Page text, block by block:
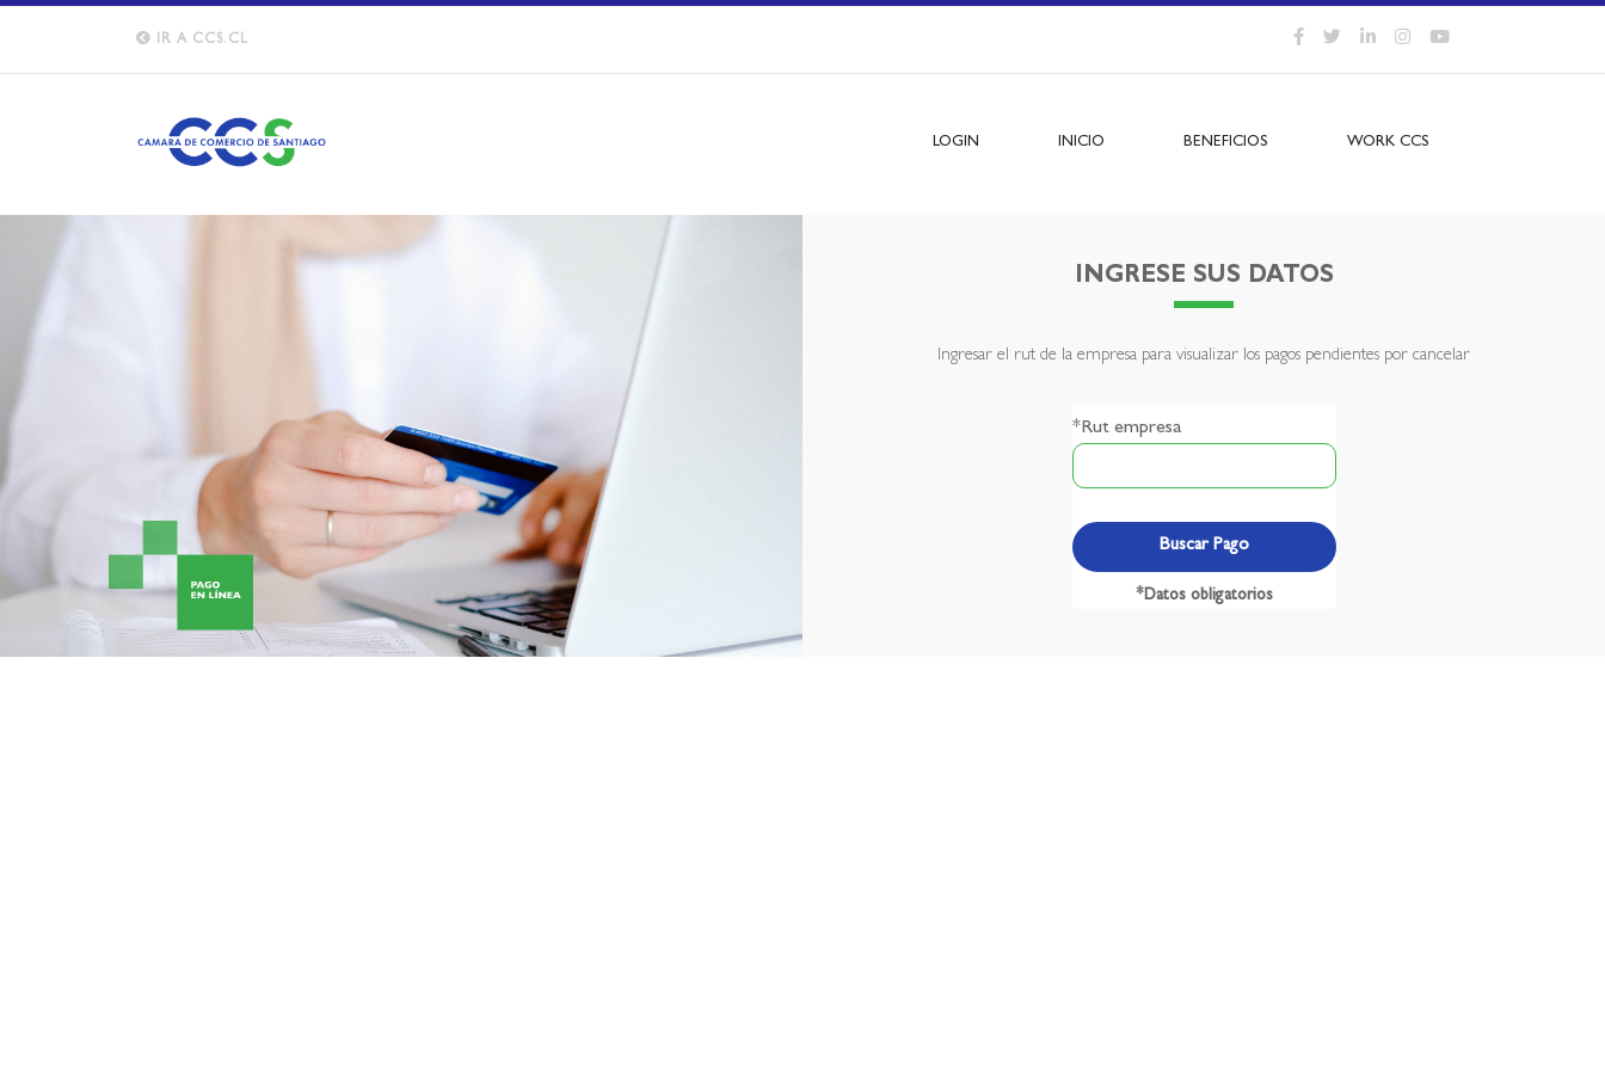
IR A CCS.CL
LOGIN INICIO BENEFICIOS WORK CCS
INGRESE SUS DATOS
Ingresar el rut de la empresa para visualizar los pagos pendientes por cancelar
*Rut empresa
Buscar Pago
*Datos obligatorios